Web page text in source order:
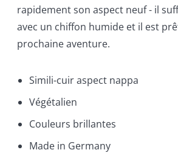
rapidement son aspect neuf - il
avec un chiffon humide et il est
prochaine aventure.
Simili-cuir aspect nappa
Végétalien
Couleurs brillantes
Made in Germany